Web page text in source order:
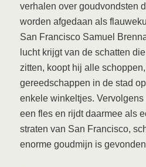
verhalen over goudvondsten
worden afgedaan als
San Francisco Samuel
lucht krijgt van de schatten
zitten, koopt hij alle
gereedschappen in de stad
enkele winkeltjes.
een fles en rijdt daarmee als
straten van San Francisco,
enorme goudmijn is